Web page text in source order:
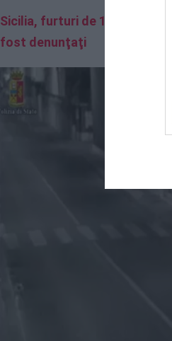
Sicilia, furturi de 1 milion de
fost denunţaţi